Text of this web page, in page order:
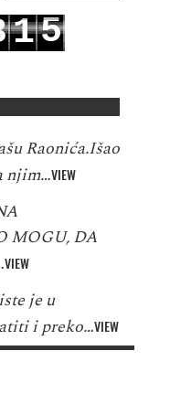
15
Raonića.Išao
njim…VIEW
MOGU, DA
VIEW
je u
i preko…VIEW